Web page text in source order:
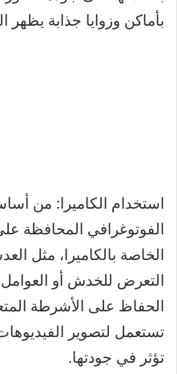
بأماكن وزوايا جذابة
استخدام الكاميرا: من
الفوتوغرافي المحافظة
الخاصة بالكاميرا، مثل
التعرض للخدش أو العوامل
الحفاظ على الأشرطة
تستعمل لتصوير
تؤثر في جودتها.